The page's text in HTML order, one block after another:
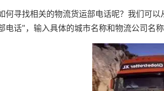
何寻找相关的物流货运部电话呢？我们可
电话"，输入具体的城市名称和物流公司名